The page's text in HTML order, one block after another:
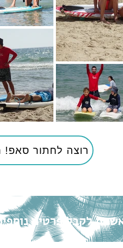
רוצה לחתור סאפ!
לקבל פרטים